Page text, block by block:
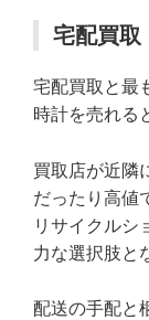
宅配買取
宅配買取と最
時計を売れる
買取店が近隣
だったり高値
リサイクルシ
力な選択肢と
配送の手配と